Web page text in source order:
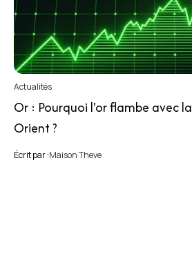
Actualités
Or : Pourquoi l'or flambe avec
Orient ?
Écrit par :Maison Theve